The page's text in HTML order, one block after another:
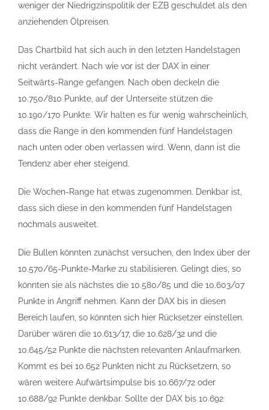
weniger der Niedrigzinspolitik der EZB geschuldet als den
anziehenden Ölpreisen.
Das Chartbild hat sich auch in den letzten Handelstagen
nicht verändert. Nach wie vor ist der DAX in einer
Seitwärts-Range gefangen. Nach oben deckeln die
10.750/810 Punkte, auf der Unterseite stützen die
10.190/170 Punkte. Wir halten es für wenig wahrscheinlich,
dass die Range in den kommenden fünf Handelstagen
nach unten oder oben verlassen wird. Wenn, dann ist die
Tendenz aber eher steigend.
Die Wochen-Range hat etwas zugenommen. Denkbar ist,
dass sich diese in den kommenden fünf Handelstagen
nochmals ausweitet.
Die Bullen könnten zunächst versuchen, den Index über der
10.570/65-Punkte-Marke zu stabilisieren. Gelingt dies, so
könnten sie als nächstes die 10.580/85 und die 10.603/07
Punkte in Angriff nehmen. Kann der DAX bis in diesen
Bereich laufen, so könnten sich hier Rücksetzer einstellen.
Darüber wären die 10.613/17, die 10.628/32 und die
10.645/52 Punkte die nächsten relevanten Anlaufmarken.
Kommt es bei 10.652 Punkten nicht zu Rücksetzern, so
wären weitere Aufwärtsimpulse bis 10.667/72 oder
10.688/92 Punkte denkbar. Sollte der DAX bis 10.692